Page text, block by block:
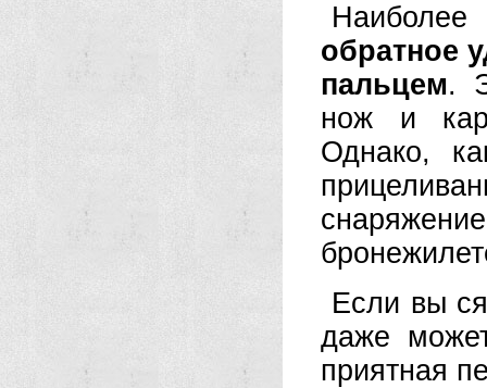
обратное
пальцем.
нож и
Однако,
Если вы
даже
приятная